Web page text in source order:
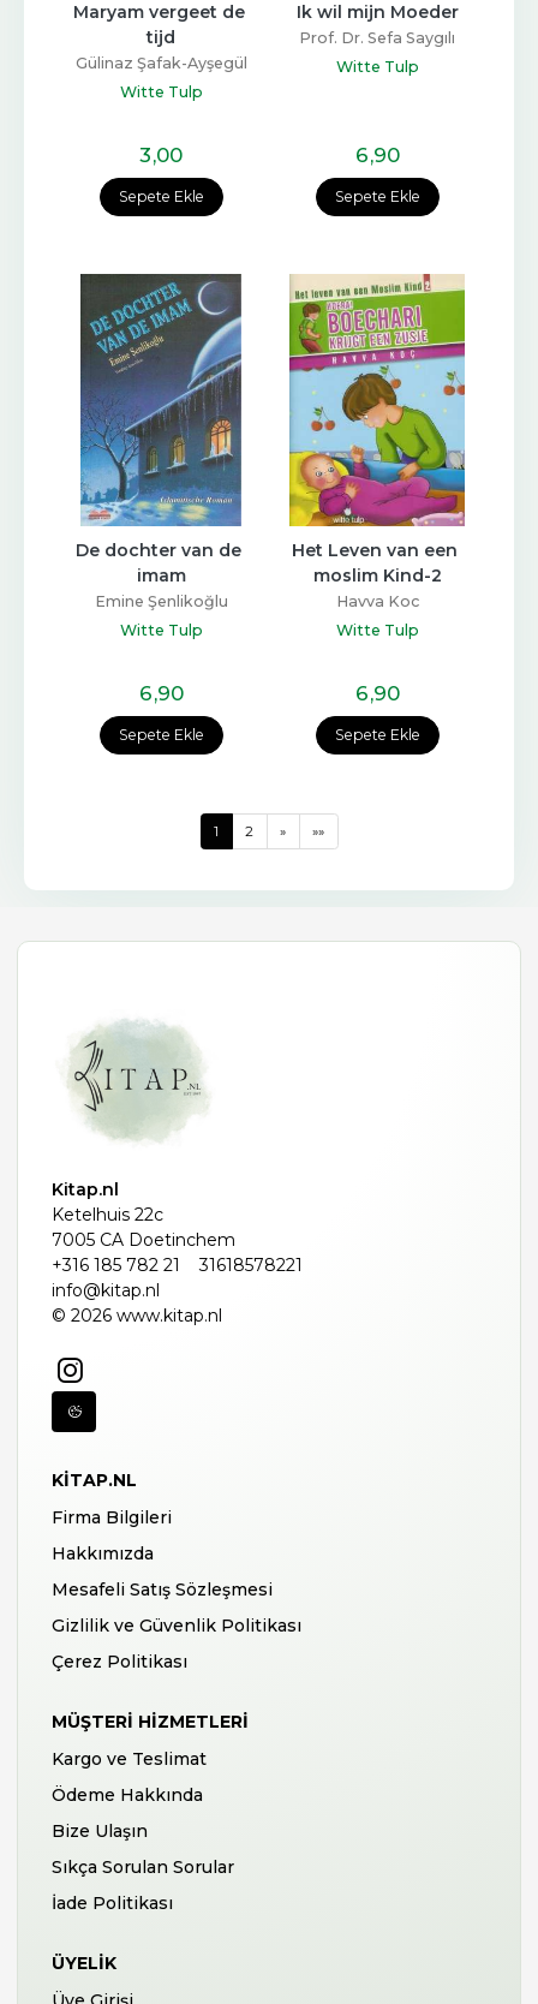
Sepete Ekle
Maryam vergeet de
tijd
Gülinaz Şafak-Ayşegül
Coşkun
Witte Tulp
3,00
Sepete Ekle
Ik wil mijn Moeder
Prof. Dr. Sefa Saygılı
Witte Tulp
6,90
Sepete Ekle
De dochter van de
imam
Emine Şenlikoğlu
Witte Tulp
6,90
Sepete Ekle
Het Leven van een
moslim Kind-2
Havva Koc
Witte Tulp
6,90
1 2 » »»
Kitap.nl
Ketelhuis 22c
7005 CA Doetinchem
+316 185 782 21
31618578221
info@kitap.nl
© 2026 www.kitap.nl
KITAP.NL
Firma Bilgileri
Hakkımızda
Mesafeli Satış Sözleşmesi
Gizlilik ve Güvenlik Politikası
Çerez Politikası
MÜŞTERI HIZMETLERI
Kargo ve Teslimat
Ödeme Hakkında
Bize Ulaşın
Sıkça Sorulan Sorular
İade Politikası
ÜYELIK